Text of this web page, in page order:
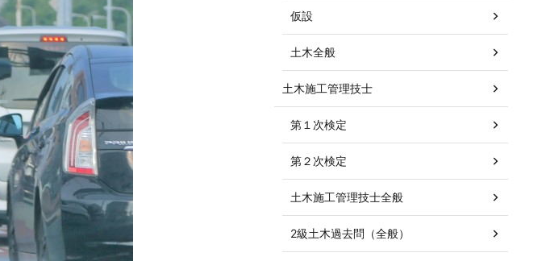
仮設
土木全般
土木施工管理技士
第１次検定
第２次検定
土木施工管理技士全般
2級土木過去問（全般）